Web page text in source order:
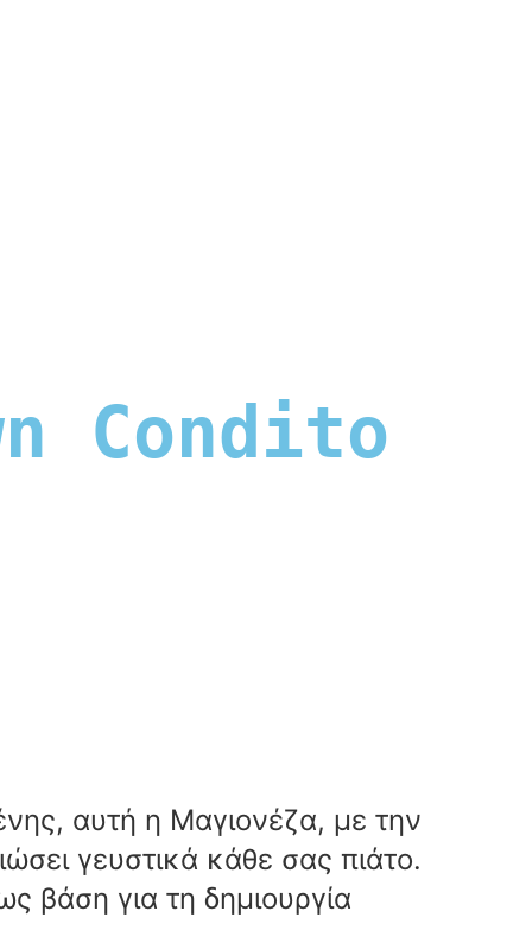
Condito
αυτή η Μαγιονέζα, με την
γευστικά κάθε σας πιάτο.
βάση για τη δημιουργία